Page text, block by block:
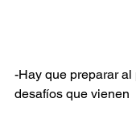
-Hay que preparar
desafíos que vienen